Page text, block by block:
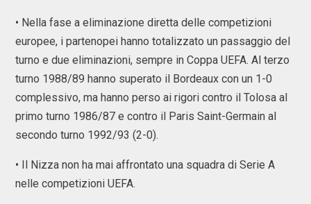
• Nella fase a eliminazione diretta delle competizioni
europee, i partenopei hanno totalizzato un passaggio del
turno e due eliminazioni, sempre in Coppa UEFA. Al terzo
turno 1988/89 hanno superato il Bordeaux con un 1-0
complessivo, ma hanno perso ai rigori contro il Tolosa al
primo turno 1986/87 e contro il Paris Saint-Germain al
secondo turno 1992/93 (2-0).
• Il Nizza non ha mai affrontato una squadra di Serie A
nelle competizioni UEFA.